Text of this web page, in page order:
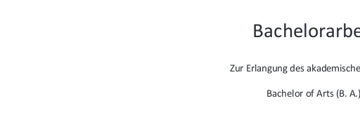
Zur Erlangung des
Bachelor of Arts (B. A.)